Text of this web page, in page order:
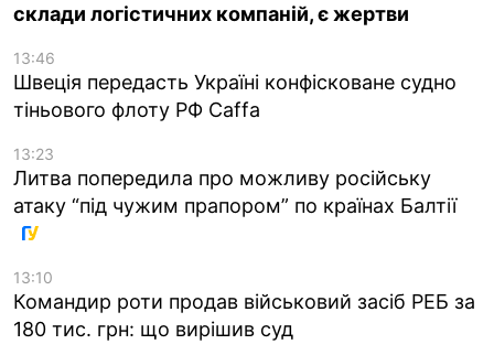
склади логістичних компаній, є жертви
13:46
Швеція передасть Україні конфісковане судно
тіньового флоту РФ Caffa
13:23
Литва попередила про можливу російську
атаку “під чужим прапором” по країнах Балтії
13:10
Командир роти продав військовий засіб РЕБ за
180 тис. грн: що вирішив суд